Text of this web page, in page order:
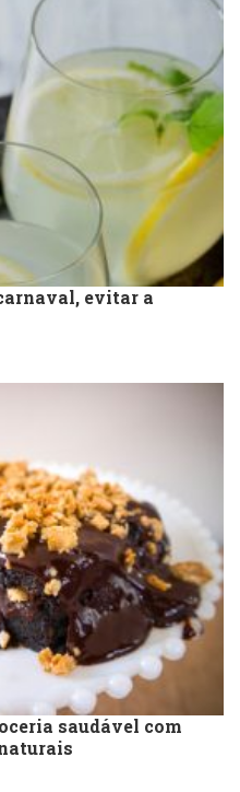
evitar a
saudável com